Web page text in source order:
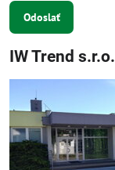
Odoslať
IW Trend s.r.o.